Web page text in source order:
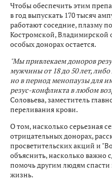
Чтобы обеспечить этим
в год выпускать 170 тысяч
работают соседние, плазму
Костромской, Владимирской
особых донорах остается.
"Мы привлекаем доноров
мужчины от 18 до 50 лет,
но в период менопаузы для
резус-конфликта в любом
Соловьева, заместитель
переливания крови.
О том, насколько серьезная
отрицательных донорах,
просветительских акций и
объяснить, насколько важно
помочь другим людям спасти
жизнь.